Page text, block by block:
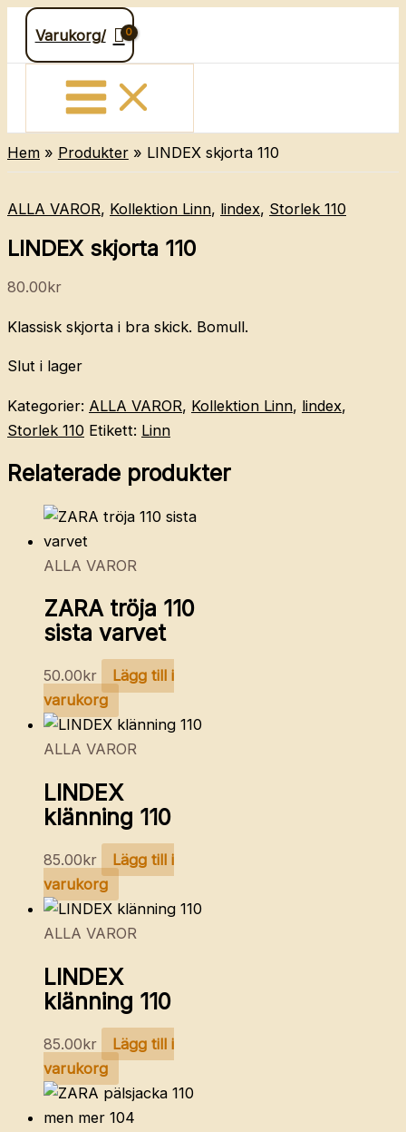
Hoppa
innehåll
Varukorg/
Hem Produkter LINDEX skjorta 110
ALLA VAROR, Kollektion Linn, lindex, Storlek 110
LINDEX skjorta 110
80.00kr
Klassisk skjorta i bra skick. Bomull.
Slut i lager
Kategorier: ALLA VAROR, Kollektion Linn, lindex,
Storlek 110 Etikett: Linn
Relaterade produkter
ALLA VAROR
ZARA tröja 110
sista varvet
50.00kr
Lägg till i
varukorg
ALLA VAROR
LINDEX
klänning 110
85.00kr
Lägg till i
varukorg
ALLA VAROR
LINDEX
klänning 110
85.00kr
Lägg till i
varukorg